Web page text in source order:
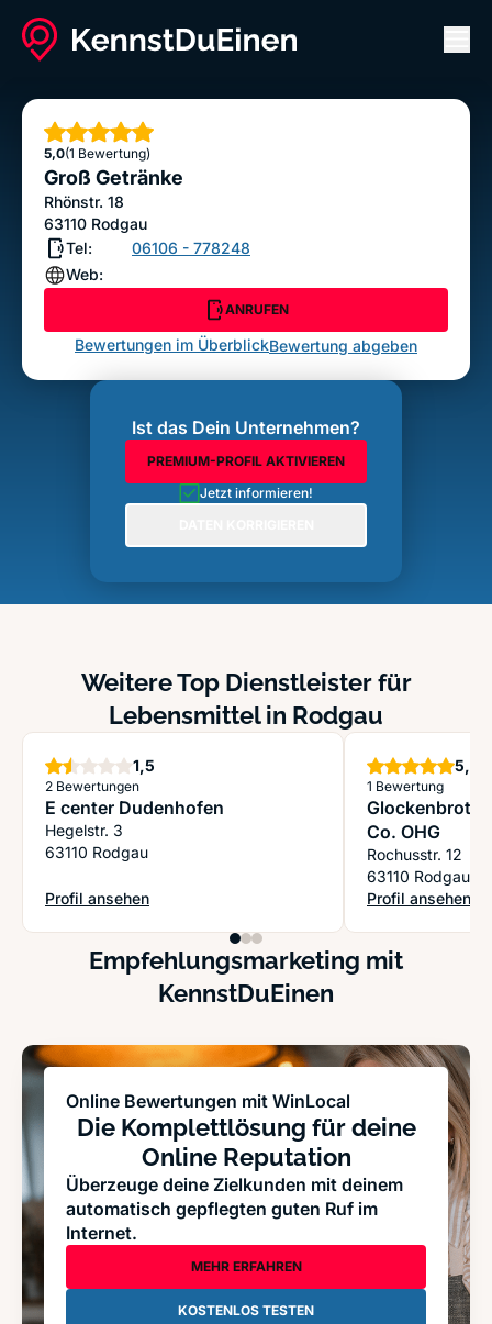
Groß Getränke
5,0
Sterne
(1 Bewertung)
Groß Getränke
Rhönstr. 18
63110 Rodgau
Tel:
06106 - 778248
Web:
ANRUFEN
Bewertungen im ÜberblickBewertung abgeben
Ist das Dein Unternehmen?
PREMIUM-PROFIL AKTIVIEREN
Jetzt informieren!
Weitere Top Dienstleister für
Lebensmittel in Rodgau
1,5
2 Bewertungen
E center Dudenhofen
Hegelstr. 3
63110 Rodgau
Profil ansehen
: E center Dudenhofen
5,0
1 Bewertung
Glockenbrot
Co. OHG
Rochusstr. 12
63110 Rodgau
Profil ansehen
: Glockenbrot
Empfehlungsmarketing mit
KennstDuEinen
Online Bewertungen mit WinLocal
Die Komplettlösung für deine
Online Reputation
Überzeuge deine Zielkunden mit deinem
automatisch gepflegten guten Ruf im
Internet.
MEHR ERFAHREN
KOSTENLOS TESTEN